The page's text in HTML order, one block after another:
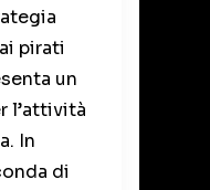
pirati
un
l’attività
In
di